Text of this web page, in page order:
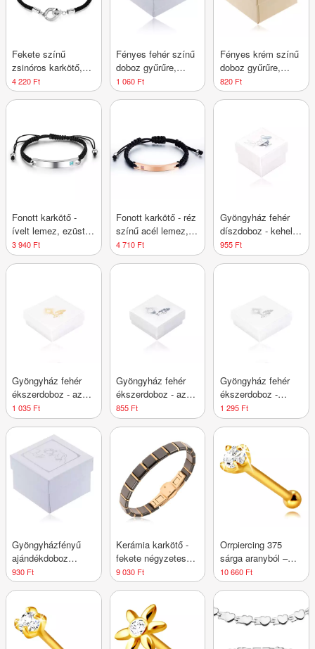
Fekete színű
zsinóros karkötő,
kötelek - egymásba
fonódó gyűrűk,
4 220 Ft
Fényes fehér színű
doboz gyűrűre,
arany színű
keresztelési
1 060 Ft
Fényes krém színű
doboz gyűrűre,
piros virág, For you
820 Ft
Fonott karkötő -
ívelt lemez, ezüst
színben, világoskék
cirkóniával
3 940 Ft
Fonott karkötő - réz
színű acél lemez,
világos rózsaszín
cirkónia
4 710 Ft
Gyöngyház fehér
díszdoboz - kehely,
kancsó, galamb
955 Ft
Gyöngyház fehér
ékszerdoboz - az
elsőáldozás
motívuma arany
1 035 Ft
Gyöngyház fehér
ékszerdoboz - az
elsőáldozás
motívuma ezüst
855 Ft
Gyöngyház fehér
ékszerdoboz -
Elsőáldozás
motívum, ezüst
1 295 Ft
Gyöngyházfényű
ajándékdoboz
fülbevalóra - ezüst
színű keresztelési
930 Ft
Kerámia karkötő -
fekete négyzetes
elemek és arany
színű sávok
9 030 Ft
Orrpiercing 375
sárga aranyból –
fényes rúd egy
csillogó cirkóniával
10 660 Ft